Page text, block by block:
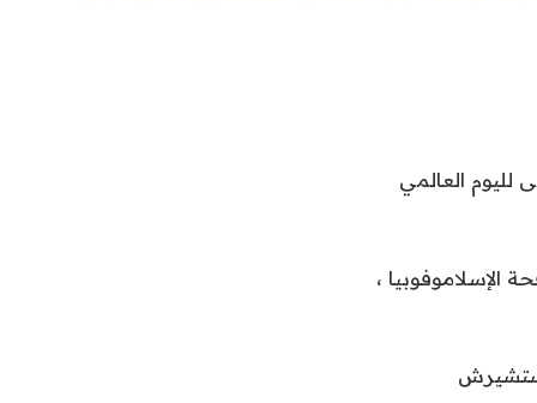
لليوم العالمي
يومًا عالميًا لمكافحة الإسلاموفوبيا ،